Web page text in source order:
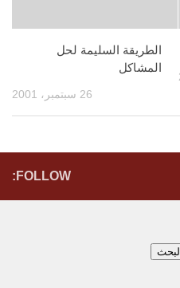
الطريقة السليمة لحل
المشاكل
26 سبتمبر، 2001
FOLLOW:
البحث